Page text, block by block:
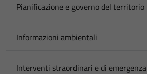
Pianificazione e governo del territorio
Informazioni ambientali
Interventi straordinari e di emergenza